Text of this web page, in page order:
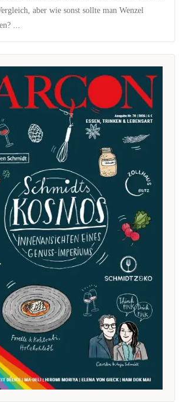
aber wie sonst sollte man Wenzel
...